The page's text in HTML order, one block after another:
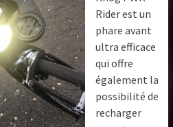
Rider est un
phare avant
ultra efficace
qui offre
également la
possibilité de
recharger